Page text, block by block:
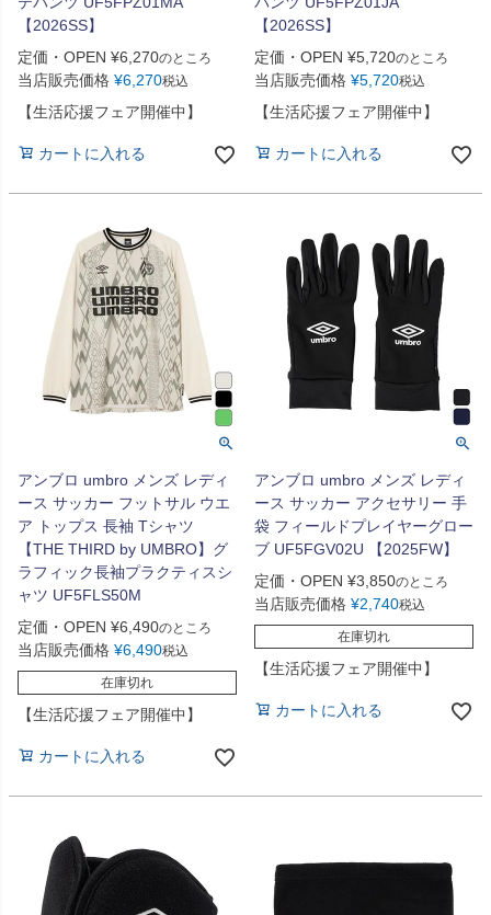
【2026SS】
定価・OPEN ¥6,270のところ
当店販売価格 ¥6,270税込
【生活応援フェア開催中】
カートに入れる
【2026SS】
定価・OPEN ¥5,720のところ
当店販売価格 ¥5,720税込
【生活応援フェア開催中】
カートに入れる
アンブロ umbro メンズ レディ
ース サッカー フットサル ウエ
ア トップス 長袖 Tシャツ
【THE THIRD by UMBRO】グ
ラフィック長袖プラクティスシ
ャツ UF5FLS50M
定価・OPEN ¥6,490のところ
当店販売価格 ¥6,490税込
在庫切れ
【生活応援フェア開催中】
カートに入れる
アンブロ umbro メンズ レディ
ース サッカー アクセサリー 手
袋 フィールドプレイヤーグロー
ブ UF5FGV02U 【2025FW】
定価・OPEN ¥3,850のところ
当店販売価格 ¥2,740税込
在庫切れ
【生活応援フェア開催中】
カートに入れる